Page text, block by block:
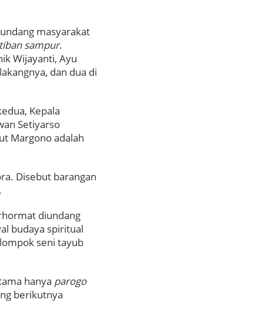
masyarakat
sampur.
Wijayanti, Ayu
dan dua di
Kepala
Setiyarso
Margono adalah
Disebut barangan
diundang
budaya spiritual
seni tayub
hanya parogo
berikutnya